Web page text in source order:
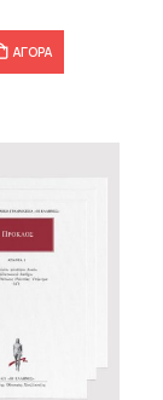
ΑΓΟΡΑ